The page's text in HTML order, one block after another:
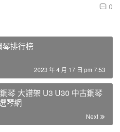
0
排行榜
2023 年 4 月 17 日 pm 7:53
琴 大譜架 U3 U30 中古鋼琴
琴網
Next